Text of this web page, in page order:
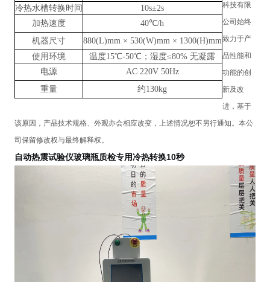
冷热水槽转换时间
10s±2s
加热速度
40℃/h
机器尺寸
880(L)mm × 530(W)mm × 1300(H)mm
使用环境
温度15℃-50℃；湿度≤80% 无凝露
电源
AC 220V 50Hz
重量
约130kg
科技有限
公司始终
致力于产
品性能和
功能的创
新及改
进，基于
该原因，产品技术规格、外观亦会相应改变，上述情况恕不另行通知。本公
司保留修改权与最终解释权。
自动热震试验仪玻璃瓶质检专用冷热转换10秒